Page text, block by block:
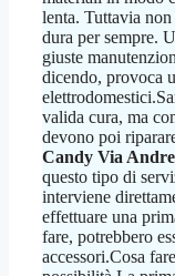
lenta. Tuttavia
dura per sempre.
giuste
dicendo, provoca
valida cura, ma
devono poi
Candy Via
questo tipo di
interviene
effettuare una
fare, potrebbero
accessori.Cosa